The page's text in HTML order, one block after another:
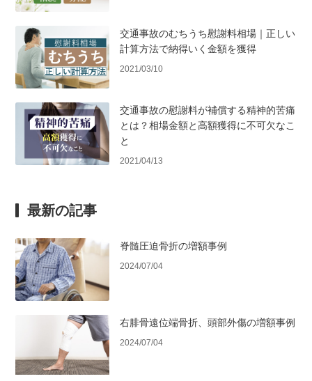
交通事故のむちうち慰謝料相場｜正しい
計算方法で納得いく金額を獲得
2021/03/10
交通事故の慰謝料が補償する精神的苦痛
とは？相場金額と高額獲得に不可欠なこ
と
2021/04/13
最新の記事
脊髄圧迫骨折の増額事例
2024/07/04
右腓骨遠位端骨折、頭部外傷の増額事例
2024/07/04